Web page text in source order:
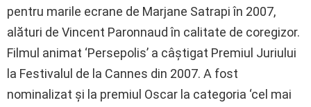
pentru marile ecrane de Marjane Satrapi în 2007,
alături de Vincent Paronnaud în calitate de coregizor.
Filmul animat ‘Persepolis’ a câștigat Premiul Juriului
la Festivalul de la Cannes din 2007. A fost
nominalizat și la premiul Oscar la categoria ‘cel mai